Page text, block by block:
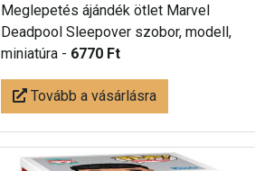
Meglepetés ájándék ötlet Marvel
Deadpool Sleepover szobor, modell,
miniatúra - 6770 Ft
Tovább a vásárlásra